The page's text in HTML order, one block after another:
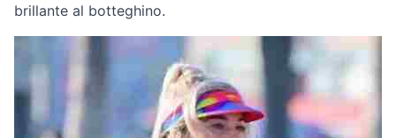
brillante al botteghino.